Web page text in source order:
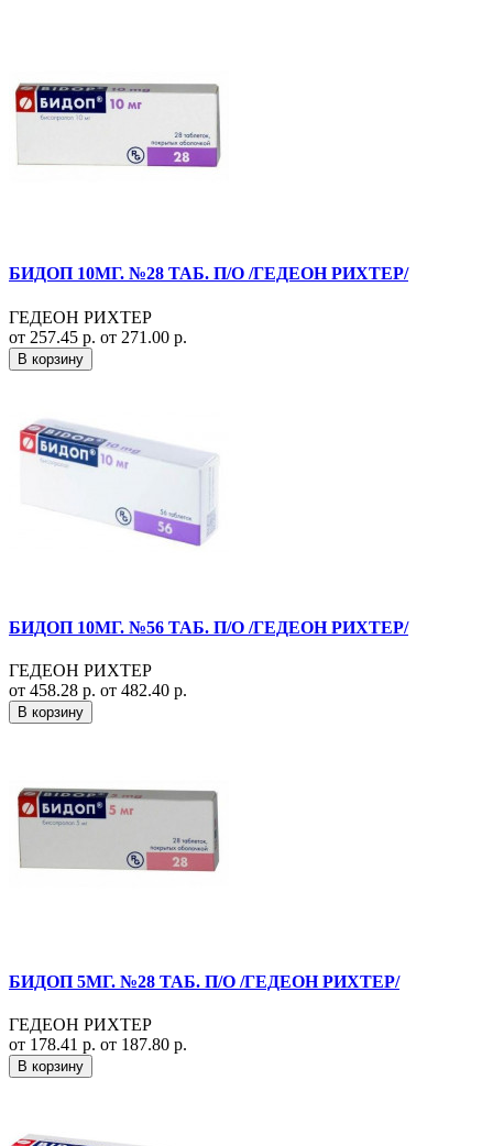
БИДОП 10МГ. №28 ТАБ. П/О /ГЕДЕОН РИХТЕР/
ГЕДЕОН РИХТЕР
от 257.45 р. от 271.00 р.
В корзину
БИДОП 10МГ. №56 ТАБ. П/О /ГЕДЕОН РИХТЕР/
ГЕДЕОН РИХТЕР
от 458.28 р. от 482.40 р.
В корзину
БИДОП 5МГ. №28 ТАБ. П/О /ГЕДЕОН РИХТЕР/
ГЕДЕОН РИХТЕР
от 178.41 р. от 187.80 р.
В корзину